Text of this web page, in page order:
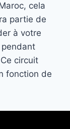
cela
partie de
à votre
pendant
circuit
fonction de